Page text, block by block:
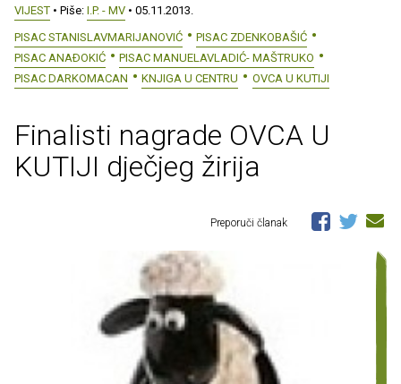
VIJEST • Piše: I.P. - MV • 05.11.2013.
PISAC STANISLAVMARIJANOVIĆ
PISAC ZDENKOBAŠIĆ
PISAC ANAÐOKIĆ
PISAC MANUELAVLADIĆ- MAŠTRUKO
PISAC DARKOMACAN
KNJIGA U CENTRU OVCA U KUTIJI
Finalisti nagrade OVCA U
KUTIJI dječjeg žirija
Preporuči članak